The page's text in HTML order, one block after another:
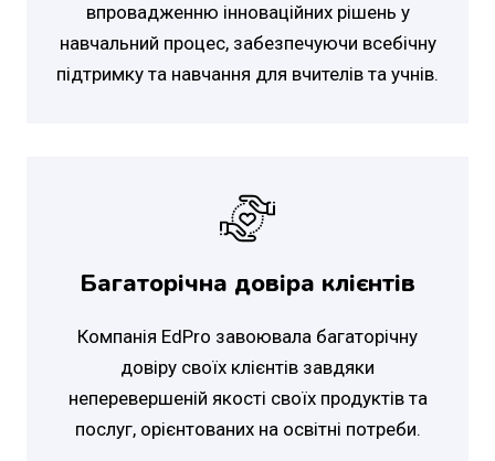
впровадженню інноваційних рішень у
навчальний процес, забезпечуючи всебічну
підтримку та навчання для вчителів та учнів.
Багаторічна довіра клієнтів
Компанія EdPro завоювала багаторічну
довіру своїх клієнтів завдяки
неперевершеній якості своїх продуктів та
послуг, орієнтованих на освітні потреби.